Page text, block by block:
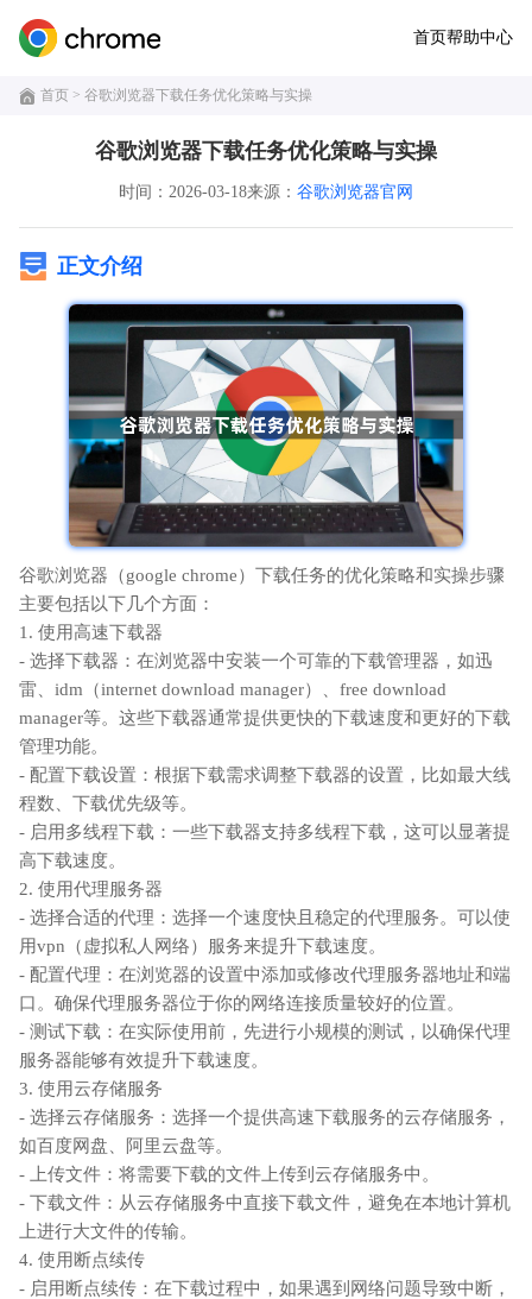
首页帮助中心
首页 > 谷歌浏览器下载任务优化策略与实操
谷歌浏览器下载任务优化策略与实操
时间：2026-03-18来源： 谷歌浏览器官网
正文介绍
谷歌浏览器（google chrome）下载任务的优化策略和实操步骤
主要包括以下几个方面：
1. 使用高速下载器
- 选择下载器：在浏览器中安装一个可靠的下载管理器，如迅
雷、idm（internet download manager）、free download
manager等。这些下载器通常提供更快的下载速度和更好的下载
管理功能。
- 配置下载设置：根据下载需求调整下载器的设置，比如最大线
程数、下载优先级等。
- 启用多线程下载：一些下载器支持多线程下载，这可以显著提
高下载速度。
2. 使用代理服务器
- 选择合适的代理：选择一个速度快且稳定的代理服务。可以使
用vpn（虚拟私人网络）服务来提升下载速度。
- 配置代理：在浏览器的设置中添加或修改代理服务器地址和端
口。确保代理服务器位于你的网络连接质量较好的位置。
- 测试下载：在实际使用前，先进行小规模的测试，以确保代理
服务器能够有效提升下载速度。
3. 使用云存储服务
- 选择云存储服务：选择一个提供高速下载服务的云存储服务，
如百度网盘、阿里云盘等。
- 上传文件：将需要下载的文件上传到云存储服务中。
- 下载文件：从云存储服务中直接下载文件，避免在本地计算机
上进行大文件的传输。
4. 使用断点续传
- 启用断点续传：在下载过程中，如果遇到网络问题导致中断，